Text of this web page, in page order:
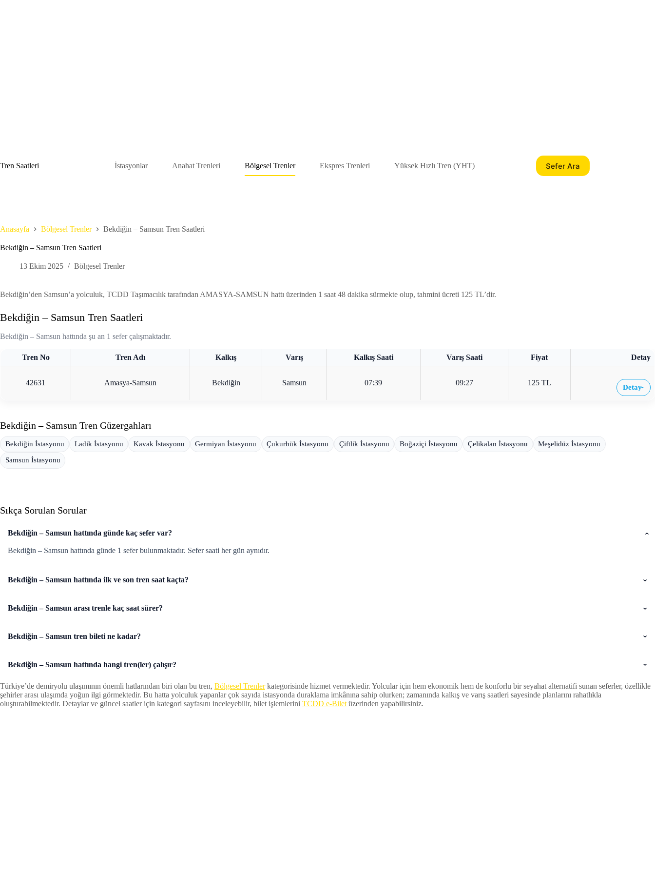
Tren Saatleri
İstasyonlar Anahat Trenleri Bölgesel Trenler Ekspres Trenleri Yüksek Hızlı Tren (YHT) Sefer Ara
Anasayfa Bölgesel Trenler Bekdiğin – Samsun Tren Saatleri
Bekdiğin – Samsun Tren Saatleri
13 Ekim 2025 Bölgesel Trenler
Bekdiğin’den Samsun’a yolculuk, TCDD Taşımacılık tarafından AMASYA-SAMSUN hattı üzerinden 1 saat 48 dakika sürmekte olup, tahmini ücreti 125 TL’dir.
Bekdiğin – Samsun Tren Saatleri
Bekdiğin – Samsun hattında şu an 1 sefer çalışmaktadır.
Tren No Tren Adı Kalkış Varış Kalkış Saati Varış Saati Fiyat Detay
42631 Amasya-Samsun Bekdiğin Samsun 07:39 09:27 125 TL
Detay›
Bekdiğin – Samsun Tren Güzergahları
Bekdiğin İstasyonu Ladik İstasyonu Kavak İstasyonu Germiyan İstasyonu Çukurbük İstasyonu Çiftlik İstasyonu Boğaziçi İstasyonu Çelikalan İstasyonu Meşelidüz İstasyonu
Samsun İstasyonu
Sıkça Sorulan Sorular
Bekdiğin – Samsun hattında günde kaç sefer var?
Bekdiğin – Samsun hattında günde 1 sefer bulunmaktadır. Sefer saati her gün aynıdır.
Bekdiğin – Samsun hattında ilk ve son tren saat kaçta?
Bekdiğin – Samsun arası trenle kaç saat sürer?
Bekdiğin – Samsun tren bileti ne kadar?
Bekdiğin – Samsun hattında hangi tren(ler) çalışır?
Türkiye’de demiryolu ulaşımının önemli hatlarından biri olan bu tren, Bölgesel Trenlerkategorisinde hizmet vermektedir. Yolcular için hem ekonomik hem de konforlu bir seyahat alternatifi sunan seferler, özellikle
şehirler arası ulaşımda yoğun ilgi görmektedir. Bu hatta yolculuk yapanlar çok sayıda istasyonda duraklama imkânına sahip olurken; zamanında kalkış ve varış saatleri sayesinde planlarını rahatlıkla
oluşturabilmektedir. Detaylar ve güncel saatler için kategori sayfasını inceleyebilir, bilet işlemlerini TCDD e-Bilet üzerinden yapabilirsiniz.